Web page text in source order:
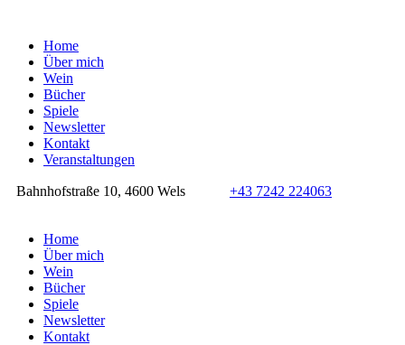
Home
Über mich
Wein
Bücher
Spiele
Newsletter
Kontakt
Veranstaltungen
Bahnhofstraße 10, 4600 Wels +43 7242 224063
Home
Über mich
Wein
Bücher
Spiele
Newsletter
Kontakt